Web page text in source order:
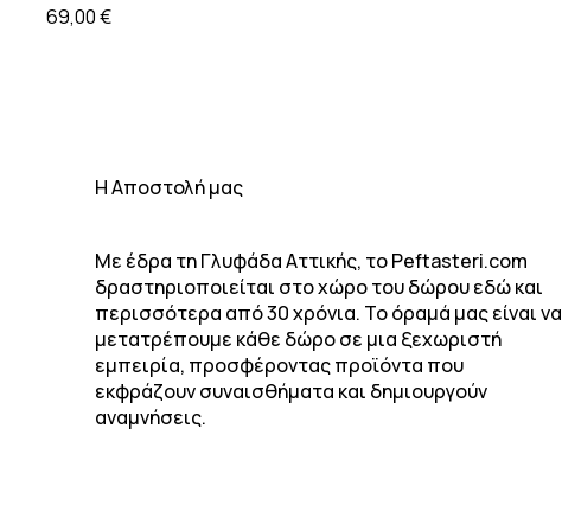
69,00€
H Αποστολή μας
Με έδρα τη Γλυφάδα Αττικής, το Peftasteri.com
δραστηριοποιείται στο χώρο του δώρου εδώ και
περισσότερα από 30 χρόνια. Το όραμά μας είναι να
μετατρέπουμε κάθε δώρο σε μια ξεχωριστή
εμπειρία, προσφέροντας προϊόντα που
εκφράζουν συναισθήματα και δημιουργούν
αναμνήσεις.